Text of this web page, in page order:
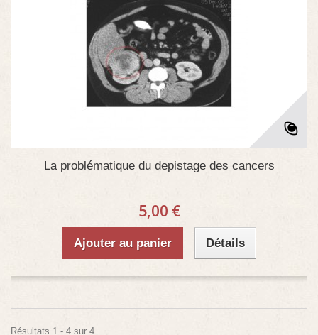
La problématique du depistage des cancers
5,00 €
Ajouter au panier Détails
Résultats 1 - 4 sur 4.